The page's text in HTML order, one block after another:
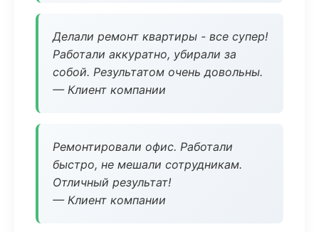
Делали ремонт квартиры - все супер!
Работали аккуратно, убирали за
собой. Результатом очень довольны.
— Клиент компании
Ремонтировали офис. Работали
быстро, не мешали сотрудникам.
Отличный результат!
— Клиент компании